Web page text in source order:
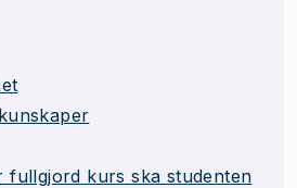
fullgjord kurs ska studenten